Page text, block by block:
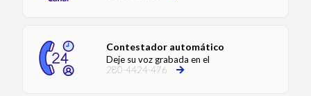
Contestador automático
Deje su voz grabada en el
280-4424-476